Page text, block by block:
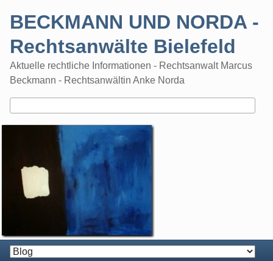
BECKMANN UND NORDA -
Rechtsanwälte Bielefeld
Aktuelle rechtliche Informationen - Rechtsanwalt Marcus
Beckmann - Rechtsanwältin Anke Norda